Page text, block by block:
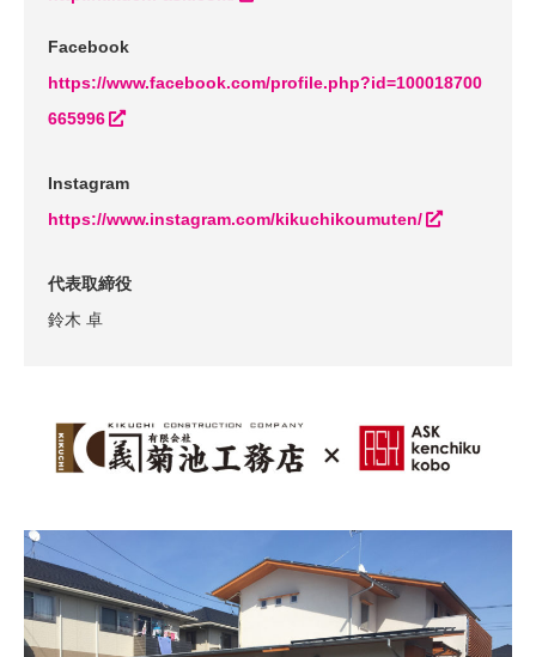
Facebook
https://www.facebook.com/profile.php?id=100018700
665996
Instagram
https://www.instagram.com/kikuchikoumuten/
代表取締役
鈴木 卓